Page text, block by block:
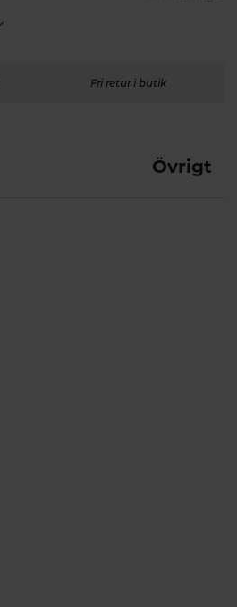
Fri retur i butik
Övrigt